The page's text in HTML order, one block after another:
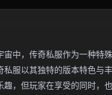
宙中，传奇私服作为一种特
私服以其独特的版本特色与
趣，但玩家在享受的同时，